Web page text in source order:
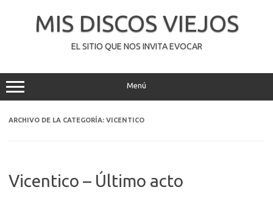
contenidoMIS DISCOS VIEJOS
EL SITIO QUE NOS INVITA EVOCAR
Menú
ARCHIVO DE LA CATEGORÍA: VICENTICO
Vicentico – Último acto